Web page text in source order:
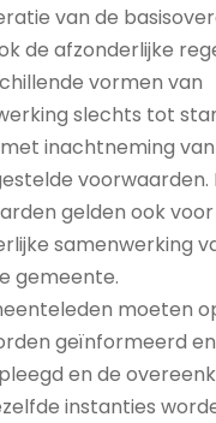
van de
de afzonderlijke
vormen van
slechts tot
inachtneming van
voorwaarden.
gelden ook
samenwerking
gemeente.
moeten
geïnformeerd en
en de
instanties